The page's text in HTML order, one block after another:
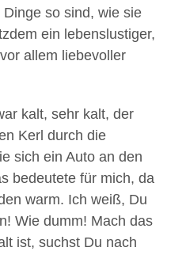
so sind, wie sie
ein lebenslustiger,
allem liebevoller
kalt, sehr kalt, der
Kerl durch die
sich ein Auto an den
bedeutete für mich, da
warm. Ich weiß, Du
Wie dumm! Mach das
ist, suchst Du nach